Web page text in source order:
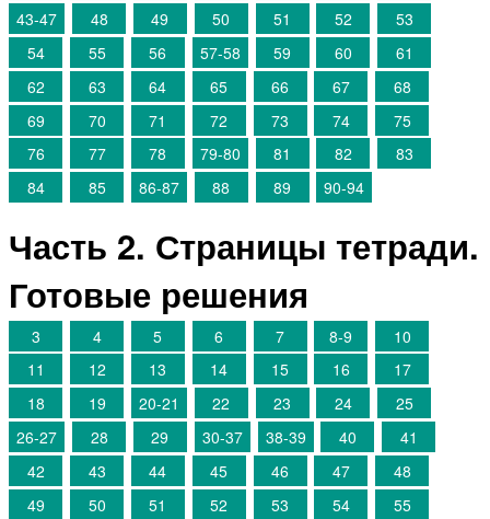
43-47
48 49 50 51 52
53
54
55 56 57-58 59 60
61
62
63 64 65 66 67
68
69
70 71 72 73 74
75
76
77 78 79-80 81 82
83
84
85 86-87 88 89 90-94
Часть 2. Страницы тетради.
Готовые решения
3 4 5 6 7 8-9
10
11
12 13 14 15 16
17
18
19 20-21 22 23 24
25
26-27
28 29 30-37 38-39 40
41
42
43 44 45 46 47
48
49
50 51 52 53 54
55